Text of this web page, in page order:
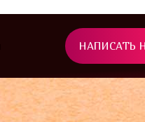
НАПИСАТЬ